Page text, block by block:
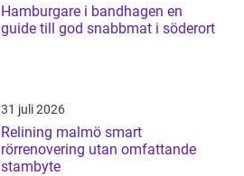
Hamburgare i bandhagen en
guide till god snabbmat i söderort
31 juli 2026
Relining malmö smart
rörrenovering utan omfattande
stambyte